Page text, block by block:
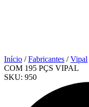
Início /Fabricantes /Vipal
COM 195 PÇS VIPAL
SKU: 950